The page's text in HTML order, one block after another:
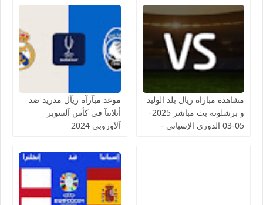
مشاهدة مباراة ريال بلد الوليد
و برشلونة بث مباشر 2025-
05-03 الدوري الإسباني -
موعد مبآرآة ريآل مدريد ضد
أتلانتآ في كأس آلسوبر
آلآوروبي 2024